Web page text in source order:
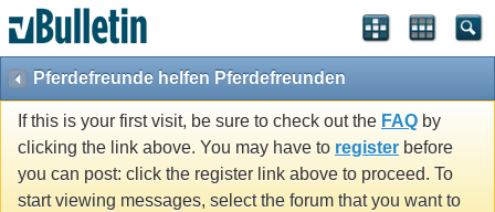
Pferdefreunde helfen Pferdefreunden
If this is your first visit, be sure to check out the FAQ by
clicking the link above. You may have to register before
you can post: click the register link above to proceed. To
start viewing messages, select the forum that you want to